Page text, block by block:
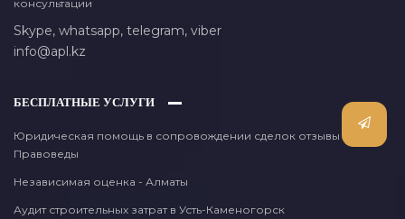
консультации
Skype, whatsapp, telegram, viber
info@apl.kz
БЕСПЛАТНЫЕ УСЛУГИ
Юридическая помощь в сопровождении сделок отзывы
Правоведы
Независимая оценка - Алматы
Аудит строительных затрат в Усть-Каменогорск